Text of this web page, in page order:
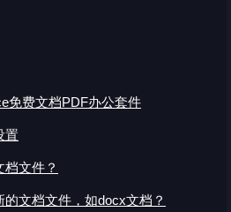
免费文档PDF办公套件
置
档文件？
的文档文件，如docx文档？